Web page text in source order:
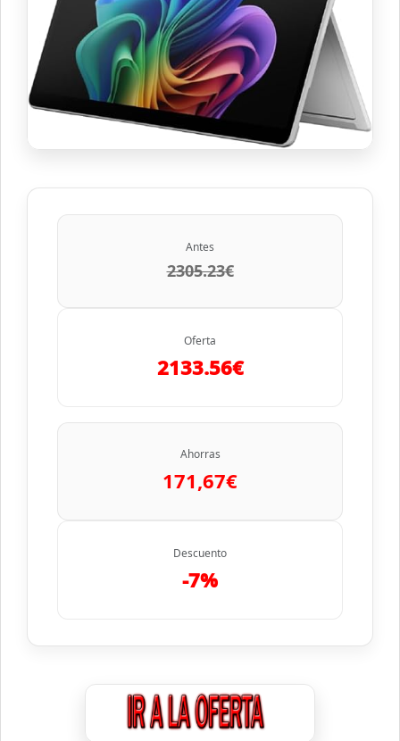
Antes
2305.23€
Oferta
2133.56€
Ahorras
171,67€
Descuento
-7%